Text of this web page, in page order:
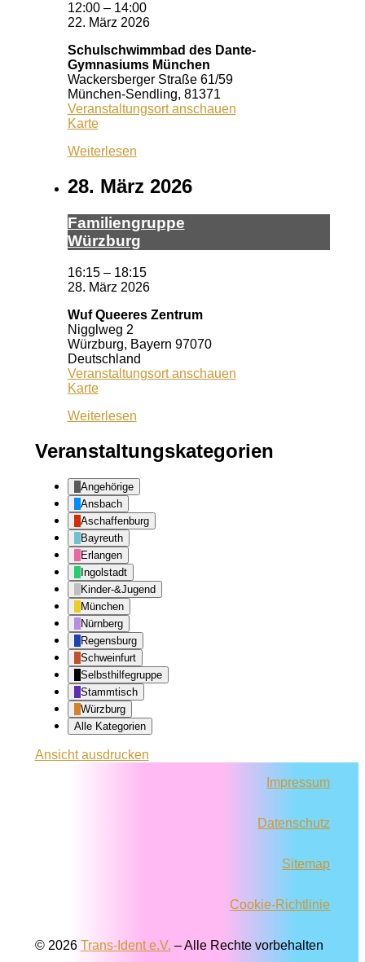
12:00 – 14:00
22. März 2026
Schulschwimmbad des Dante-
Gymnasiums München
Wackersberger Straße 61/59
München-Sendling, 81371
Veranstaltungsort anschauen
KarteSchulschwimmbad
Dante-
München
Weiterlesen
28. März 2026
Fa­mi­li­en­grup­pe
Würz­burg
16:15 – 18:15
28. März 2026
Wuf Queeres Zentrum
Nigglweg 2
Würzburg, Bayern 97070
Deutschland
Veranstaltungsort anschauen
KarteWuf
Zentrum
Weiterlesen
Veranstaltungskategorien
Angehörige
Ansbach
Aschaffenburg
Bayreuth
Erlangen
Ingolstadt
Kinder-&Jugend
München
Nürnberg
Regensburg
Schweinfurt
Selbsthilfegruppe
Stammtisch
Würzburg
Alle Kategorien
Ansichtausdrucken
Impressum
Datenschutz
Sitemap
Cookie-Richtlinie
© 2026 Trans-Ident e.V. – Alle Rechte vorbehalten